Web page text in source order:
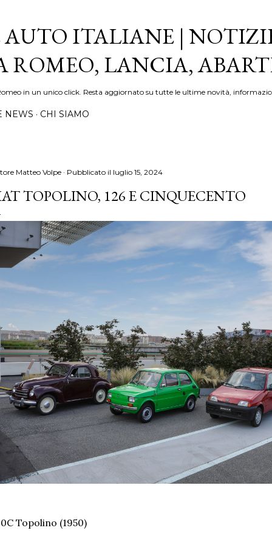
AUTO ITALIANE |
ROMEO, LANCIA,
in un unico click. Resta aggiornato su tutte le ultime novità,
NEWS CHI SIAMO
Matteo Volpe Pubblicato il luglio 15, 2024
TOPOLINO, 126 E CINQUECENTO
Topolino (1950)